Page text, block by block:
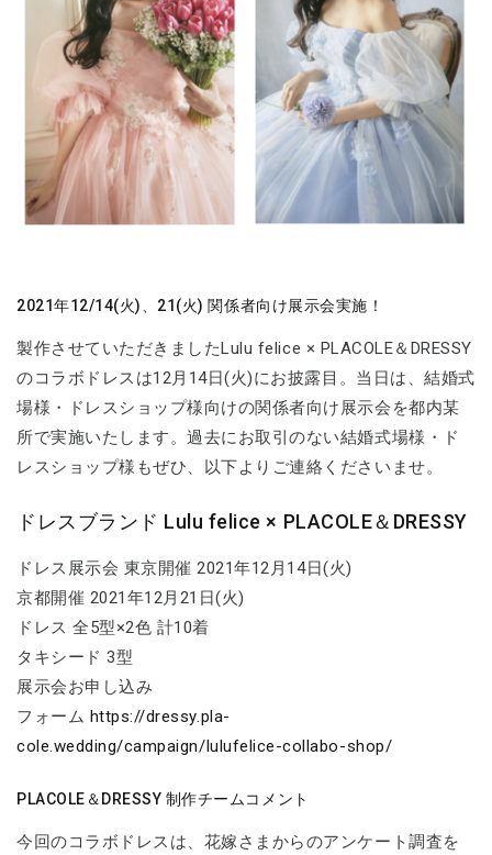
2021年12/14(火)、21(火) 関係者向け展示会実施！
製作させていただきましたLulu felice × PLACOLE＆DRESSY
のコラボドレスは12月14日(火)にお披露目。当日は、結婚式
場様・ドレスショップ様向けの関係者向け展示会を都内某
所で実施いたします。過去にお取引のない結婚式場様・ド
レスショップ様もぜひ、以下よりご連絡くださいませ。
ドレスブランド Lulu felice × PLACOLE＆DRESSY
ドレス展示会 東京開催 2021年12月14日(火)
京都開催 2021年12月21日(火)
ドレス 全5型×2色 計10着
タキシード 3型
展示会お申し込み
フォーム https://dressy.pla-
cole.wedding/campaign/lulufelice-collabo-shop/
PLACOLE＆DRESSY 制作チームコメント
今回のコラボドレスは、花嫁さまからのアンケート調査を